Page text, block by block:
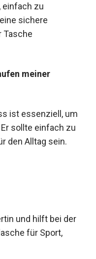
einfach zu
sichere
Tasche
meiner
ist essenziell, um
sollte einfach zu
den Alltag sein.
und hilft bei der
für Sport,